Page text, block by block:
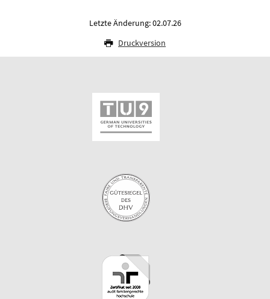
Letzte Änderung: 02.07.26
Druckversion